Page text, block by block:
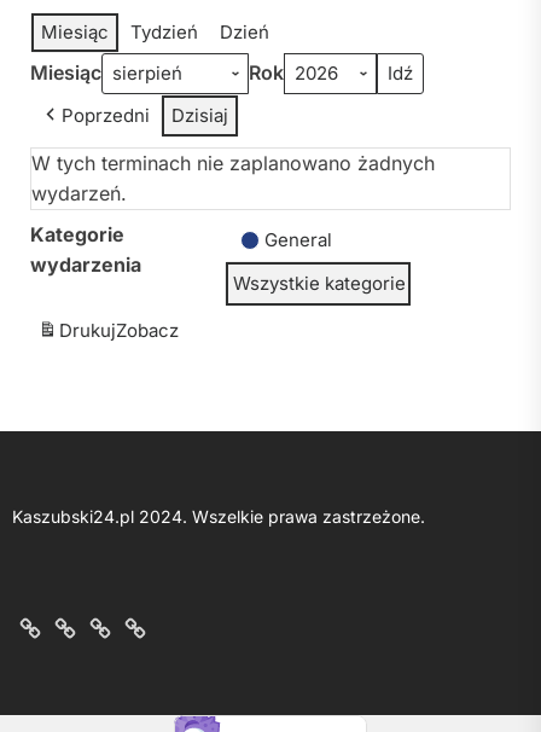
Miesiąc Tydzień Dzień
Miesiąc Rok
Poprzedni Dzisiaj
W tych terminach nie zaplanowano żadnych
wydarzeń.
Kategorie
wydarzenia
General
Wszystkie kategorie
DrukujZobacz
Kaszubski24.pl 2024. Wszelkie prawa zastrzeżone.
O
KontaktPolitykaRegulamin